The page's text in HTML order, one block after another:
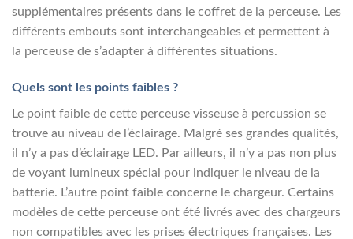
supplémentaires présents dans le coffret de la perceuse. Les
différents embouts sont interchangeables et permettent à
la perceuse de s’adapter à différentes situations.
Quels sont les points faibles ?
Le point faible de cette perceuse visseuse à percussion se
trouve au niveau de l’éclairage. Malgré ses grandes qualités,
il n’y a pas d’éclairage LED. Par ailleurs, il n’y a pas non plus
de voyant lumineux spécial pour indiquer le niveau de la
batterie. L’autre point faible concerne le chargeur. Certains
modèles de cette perceuse ont été livrés avec des chargeurs
non compatibles avec les prises électriques françaises. Les